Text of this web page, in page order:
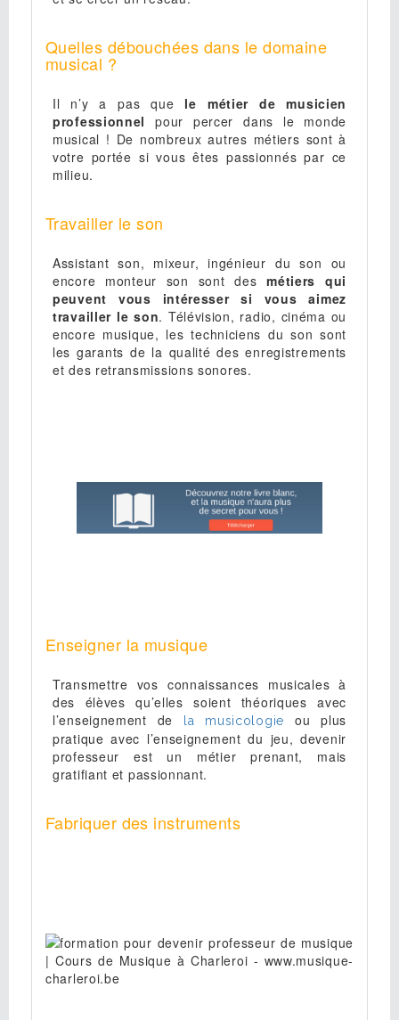
Quelles débouchées dans le domaine
musical ?
Il n’y a pas que le métier de musicien
professionnel
pour percer dans le monde
musical ! De nombreux autres métiers sont à
votre portée si vous êtes passionnés par ce
milieu.
Travailler le son
Assistant son, mixeur, ingénieur du son ou
encore monteur son sont desmétiers qui
peuvent vous intéresser si vous aimez
travailler le son. Télévision, radio, cinéma ou
encore musique, les techniciens du son sont
les garants de la qualité des enregistrements
et des retransmissions sonores.
Enseigner la musique
Transmettre vos connaissances musicales à
des élèves qu’elles soient théoriques avec
l’enseignement de
la musicologie
ou plus
pratique avec l’enseignement du jeu, devenir
professeur est un métier prenant, mais
gratifiant et passionnant.
Fabriquer des instruments